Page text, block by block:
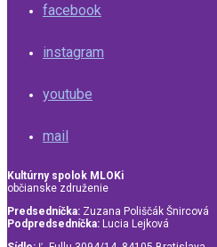
facebook
instagram
youtube
mail
Kultúrny spolok MLOKi
občianske združenie
Predsedníčka: Zuzana Poliščák Šnircová
Podpredsedníčka: Lucia Lejková